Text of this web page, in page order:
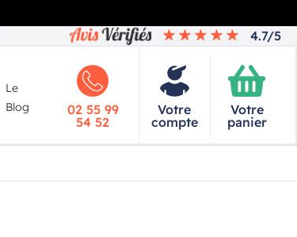
4.7/5
Le
Blog
02 55 99
54 52
Votre
compte
Votre
panier